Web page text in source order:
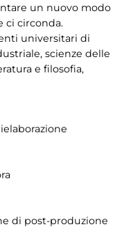
un nuovo modo
ci circonda.
universitari di
scienze delle
e filosofia,
di post-produzione